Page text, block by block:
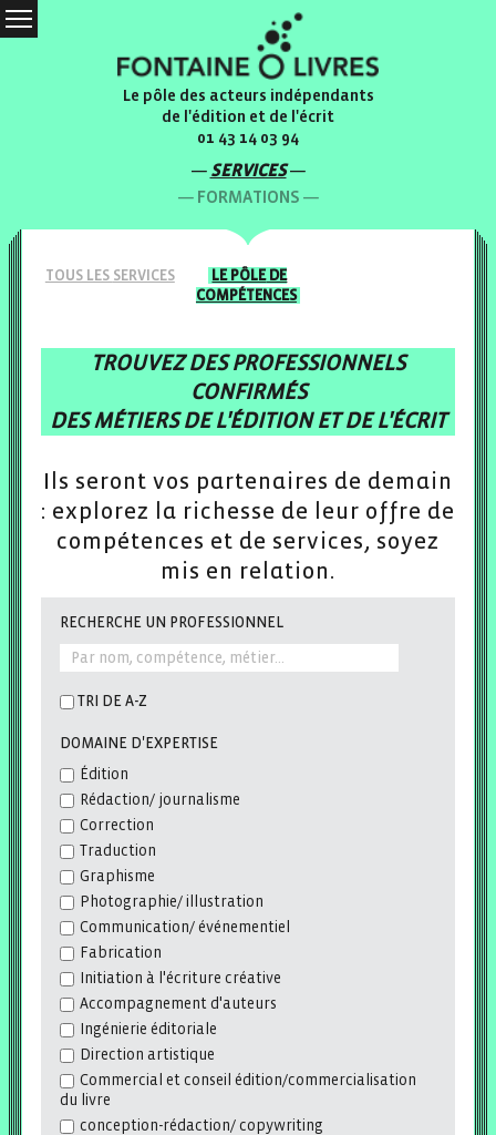
Le pôle des acteurs indépendants
de l'édition et de l'écrit
01 43 14 03 94
SERVICES
FORMATIONS
TOUS LES SERVICES LE PÔLEDE
COMPÉTENCES
TROUVEZ DES PROFESSIONNELS
CONFIRMÉS
DES MÉTIERS DE L'ÉDITION ET DE L'ÉCRIT
Ils seront vos partenaires de demain
: explorez la richesse de leur offre de
compétences et de services, soyez
mis en relation.
RECHERCHE UN PROFESSIONNEL
TRI DE A-Z
DOMAINE D'EXPERTISE
Édition
Rédaction/ journalisme
Correction
Traduction
Graphisme
Photographie/ illustration
Communication/ événementiel
Fabrication
Initiation à l'écriture créative
Accompagnement d'auteurs
Ingénierie éditoriale
Direction artistique
Commercial et conseil édition/commercialisation
du livre
conception-rédaction/ copywriting